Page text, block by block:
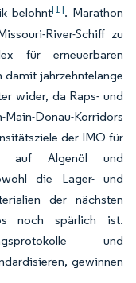
belohnt[1]. Marathon
River-Schiff zu
für erneuerbaren
jahrzehntelange
wider, da Raps- und
Donau-Korridors
der IMO für
auf Algenöl und
die Lager- und
der nächsten
noch spärlich ist.
und
gewinnen